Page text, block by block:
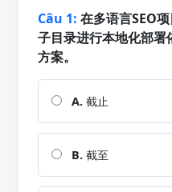
Câu 1: 在多语言SEO
子目录进行本地化部
方案。
A. 截止
B. 截至